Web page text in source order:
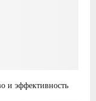
и эффективность